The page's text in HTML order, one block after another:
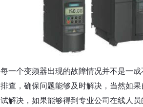
每一个变频器出现的故障情况并不是一
排查，确保问题能够及时解决，当然如
试解决，如果能够得到专业公司在线人